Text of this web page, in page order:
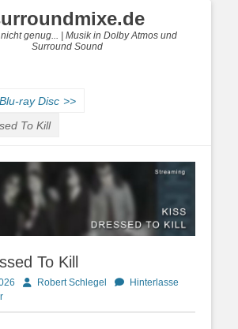
genug... | Musik in Dolby Atmos und
Surround Sound
Blu-ray Disc >>
To Kill
To Kill
AutorRobert Schlegel
Hinterlasse